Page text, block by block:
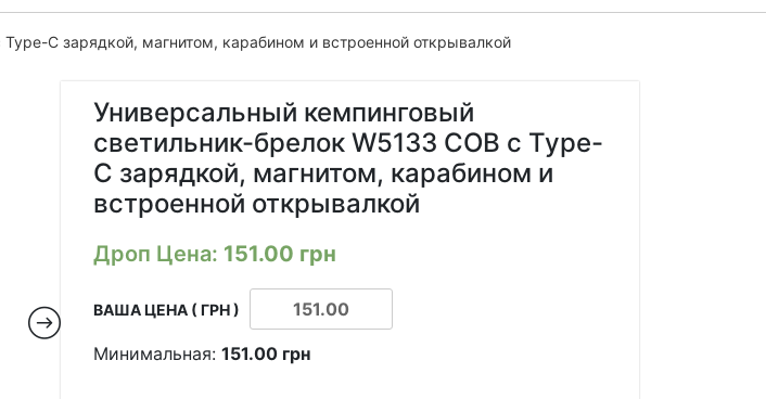
C зарядкой, магнитом, карабином и встроенной открывалкой
Универсальный кемпинговый
светильник-брелок W5133 COB с Type-
C зарядкой, магнитом, карабином и
встроенной открывалкой
Дроп Цена: 151.00 грн
ВАША ЦЕНА ( ГРН )
Минимальная: 151.00 грн